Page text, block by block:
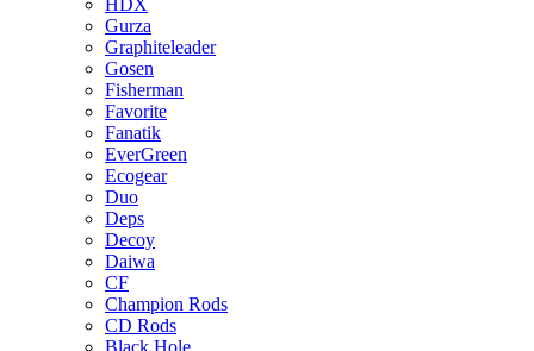
Gurza
Graphiteleader
Gosen
Fisherman
Favorite
Fanatik
EverGreen
Ecogear
Duo
Deps
Decoy
Daiwa
CF
Champion Rods
CD Rods
Black Hole